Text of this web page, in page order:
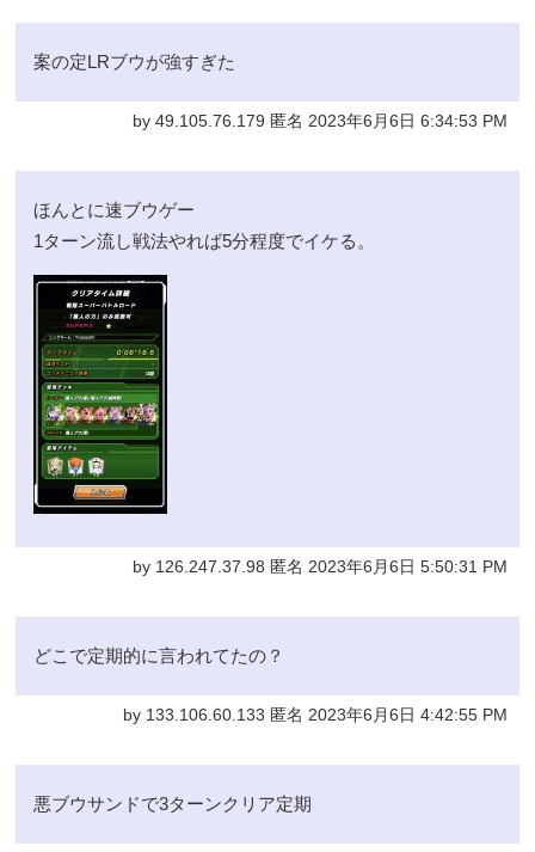
案の定LRブウが強すぎた
by 49.105.76.179 匿名 2023年6月6日 6:34:53 PM
ほんとに速ブウゲー
1ターン流し戦法やれば5分程度でイケる。
by 126.247.37.98 匿名 2023年6月6日 5:50:31 PM
どこで定期的に言われてたの？
by 133.106.60.133 匿名 2023年6月6日 4:42:55 PM
悪ブウサンドで3ターンクリア定期